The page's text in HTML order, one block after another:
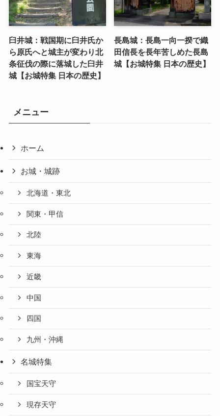
臼井城：戦国期に臼井氏か
ら原氏へと城主が変わり北
条征伐の際に落城した臼井
城【お城特集 日本の歴史】
長島城：長島一向一揆で織
田信長を長年苦しめた長島
城【お城特集 日本の歴史】
メニュー
ホーム
お城・城跡
北海道・東北
関東・甲信
北陸
東海
近畿
中国
四国
九州・沖縄
名城特集
国宝天守
現存天守